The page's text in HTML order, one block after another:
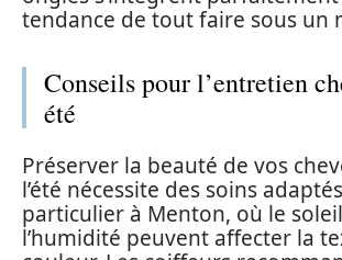
tendance de tout faire sous un
Conseils pour l’entretien
été
Préserver la beauté de vos
l’été nécessite des soins
particulier à Menton, où le
l’humidité peuvent affecter la